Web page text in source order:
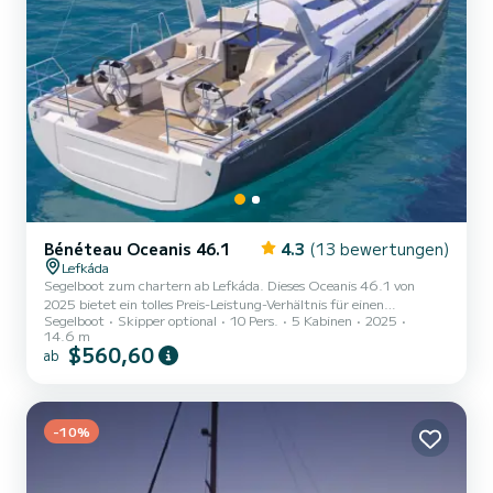
Bénéteau Oceanis 46.1 4.3 (13 bewertungen)
Lefkáda
Segelboot zum chartern ab Lefkáda. Dieses Oceanis 46.1 von
2025 bietet ein tolles Preis-Leistung-Verhältnis für einen
mehrtägigen oder mehrwöchigen Törn. Sie möchten einen
unvergesslichen Törn auf diesem Segelboot mit 15 Metern Länge
verbringen? Sie können mit bis zu 10 Personen an Bord kommen
Rollgroßsegel und einem Roll...
Segelboot Skipper optional 10 Pers. 5 Kabinen
2025
14.6 m
ab $560,60
-10%